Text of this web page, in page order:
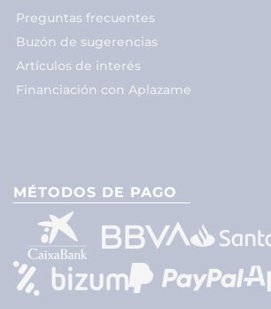
Preguntas frecuentes
Buzón de sugerencias
Artículos de interés
Financiación con Aplazame
MÉTODOS DE PAGO